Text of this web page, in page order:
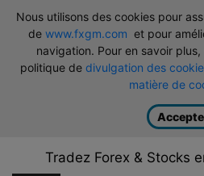
Nous utilisons des cookies pour
de www.fxgm.com et pour
navigation. Pour en savoir
politique de divulgation des cookie
matière de
Tradez Forex & Stocks